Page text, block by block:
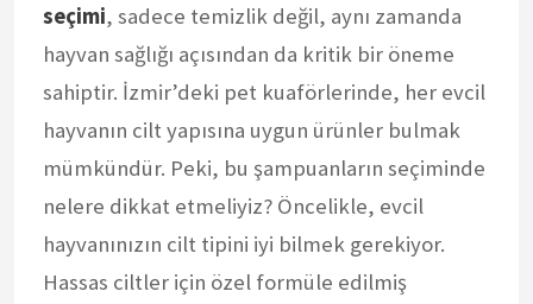
seçimi, sadece temizlik değil, aynı zamanda
hayvan sağlığı açısından da kritik bir öneme
sahiptir. İzmir’deki pet kuaförlerinde, her evcil
hayvanın cilt yapısına uygun ürünler bulmak
mümkündür. Peki, bu şampuanların seçiminde
nelere dikkat etmeliyiz? Öncelikle, evcil
hayvanınızın cilt tipini iyi bilmek gerekiyor.
Hassas ciltler için özel formüle edilmiş